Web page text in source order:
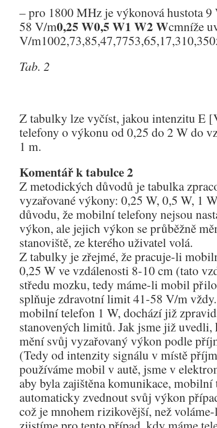
– pro 1800 MHz je výkonová hustota 9
58 V/m0,25 W0,5 W1 W2 Wcmníže
V/
Tab. 2
Z tabulky lze vyčíst, jakou intenzitu E
telefony o výkonu od 0,25 do 2 W do
1 m.
Komentář k tabulce 2
Z metodických důvodů je tabulka
vyzařované výkony: 0,25 W, 0,5 W, 1
důvodu, že mobilní telefony nejsou
výkon, ale jejich výkon se průběžně
stanoviště, ze kterého uživatel volá.
Z tabulky je zřejmé, že pracuje-li
0,25 W ve vzdálenosti 8-10 cm (tato
středu mozku, tedy máme-li mobil
splňuje zdravotní limit 41-58 V/m
mobilní telefon 1 W, dochází již
stanovených limitů. Jak jsme již
mění svůj vyzařovaný výkon podle
(Tedy od intenzity signálu v místě
používáme mobil v autě, jsme v
aby byla zajištěna komunikace,
automaticky zvednout svůj výkon
což je mnohem rizikovější, než